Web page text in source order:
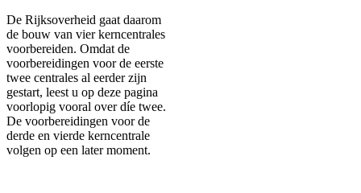
De Rijksoverheid gaat daarom
de bouw van vier kerncentrales
voorbereiden. Omdat de
voorbereidingen voor de eerste
twee centrales al eerder zijn
gestart, leest u op deze pagina
voorlopig vooral over díe twee.
De voorbereidingen voor de
derde en vierde kerncentrale
volgen op een later moment.